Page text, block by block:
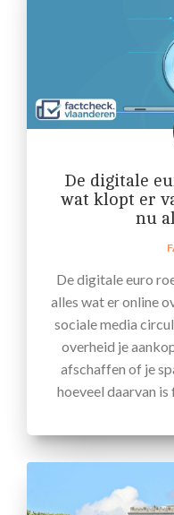
De digitale
wat klopt er
nu
De digitale euro
alles wat er online
sociale media
overheid je
afschaffen of je
hoeveel daarvan is